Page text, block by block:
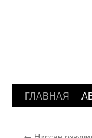
Перейти
ГЛАВНАЯ